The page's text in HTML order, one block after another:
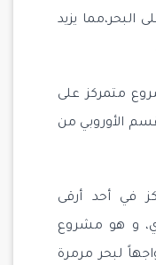
البحر،مما يزيد
متمركز على
الأوروبي من
في أحد أرقى
و هو مشروع
لبحر مرمرة